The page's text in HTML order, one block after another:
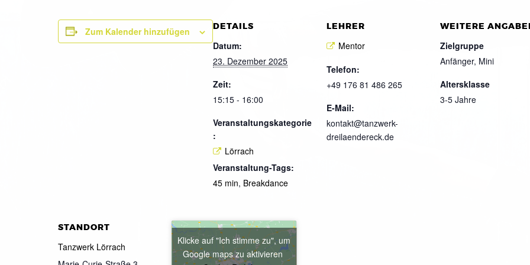
Zum Kalender hinzufügen DETAILS
Datum:
23. Dezember 2025
Zeit:
15:15 - 16:00
Veranstaltungskategorie
:
Lörrach
Veranstaltung-Tags:
45 min, Breakdance
LEHRER
Mentor
Telefon:
+49 176 81 486 265
E-Mail:
kontakt@tanzwerk-
dreilaendereck.de
WEITERE
Zielgruppe
Anfänger, Mini
Altersklasse
3-5 Jahre
STANDORT
Tanzwerk Lörrach
Klicke auf "Ich stimme zu", um
Google maps zu aktivieren